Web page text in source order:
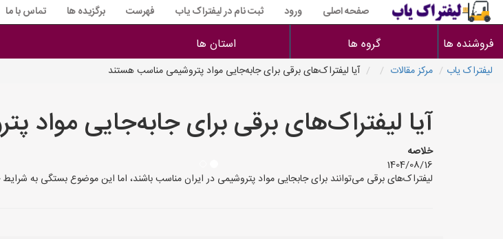
صفحه اصلی ورود ثبت نام در لیفتراک یاب فهرست برگزیده ها تماس با ما
فروشنده ها گروه ها استان ها
لیفتراک یاب مرکز مقالات آیا لیفتراک‌های برقی برای جابه‌جایی مواد پتروشیمی مناسب هستند
آیا لیفتراک‌های برقی برای جابه‌جایی مواد
خلاصه
1404/08/16
لیفتراک‌های برقی می‌توانند برای جابجایی مواد پتروشیمی در ایران مناسب باشند، اما این موضوع بستگی به